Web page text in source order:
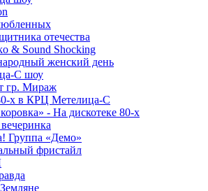
отечества
& Sound Shocking
женский день
С шоу
гр. Мираж
х в КРЦ Метелица-С
- На дискотеке 80-х
Группа «Демо»
фристайл